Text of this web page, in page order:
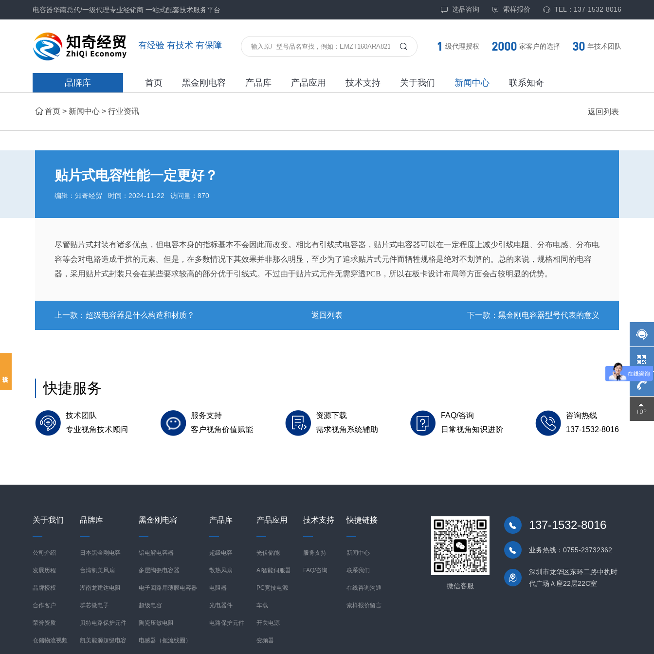
电容器华南总代/一级代理专业经销商 一站式配套技术服务平台 选品咨询 索样报价 TEL：137-1532-8016
有经验 有技术 有保障 1 级代理授权 2000 家客户的选择 30 年技术团队
品牌库 首页 黑金刚电容 产品库 产品应用 技术支持 关于我们 新闻中心 联系知奇
首页 > 新闻中心 > 行业资讯 返回列表
贴片式电容性能一定更好？
编辑：知奇经贸 时间：2024-11-22 访问量：870
尽管贴片式封装有诸多优点，但电容本身的指标基本不会因此而改变。相比有引线式电容器，贴片式电容器可以在一定程度上减少引线电阻、分布电感、分布电
容等会对电路造成干扰的元素。但是，在多数情况下其效果并非那么明显，至少为了追求贴片式元件而牺牲规格是绝对不划算的。总的来说，规格相同的电容
器，采用贴片式封装只会在某些要求较高的部分优于引线式。不过由于贴片式元件无需穿透PCB，所以在板卡设计布局等方面会占较明显的优势。
上一款： 超级电容器是什么构造和材质？ 返回列表 下一款： 黑金刚电容器型号代表的意义
快捷服务
技术团队
专业视角技术顾问
服务支持
客户视角价值赋能
资源下载
需求视角系统辅助
FAQ/咨询
日常视角知识进阶
咨询热线
137-1532-8016
关于我们
公司介绍
发展历程
品牌授权
合作客户
荣誉资质
仓储物流视频
品牌库
日本黑金刚电容
台湾凯美风扇
湖南龙建达电阻
群芯微电子
贝特电路保护元件
凯美能源超级电容
黑金刚电容
铝电解电容器
多层陶瓷电容器
电子回路用薄膜电容器
超级电容
陶瓷压敏电阻
电感器（扼流线圈）
产品库
超级电容
散热风扇
电阻器
光电器件
电路保护元件
产品应用
光伏储能
AI智能伺服器
PC竞技电源
车载
开关电源
变频器
技术支持
服务支持
FAQ/咨询
快捷链接
新闻中心
联系我们
在线咨询沟通
索样报价留言
微信客服
137-1532-8016
业务热线：0755-23732362
深圳市龙华区东环二路中执时
代广场Ａ座22层22C室
137-